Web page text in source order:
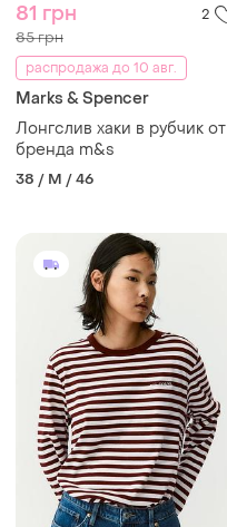
81 грн 2
85 грн
распродажа до 10 авг.
Marks & Spencer
Лонгслив хаки в рубчик от
бренда m&s
38 / M / 46